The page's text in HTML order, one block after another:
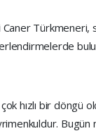
Caner
hızlı bir döngü
Bugün